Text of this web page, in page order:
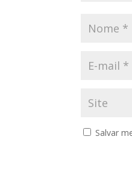
Salvar